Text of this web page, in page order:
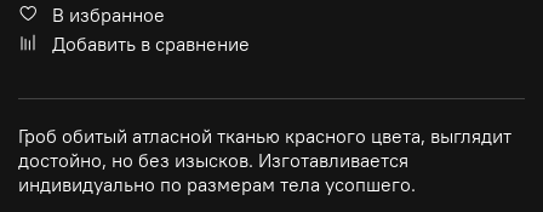
В избранное
Добавить в сравнение
Гроб обитый атласной тканью красного цвета, выглядит
достойно, но без изысков. Изготавливается
индивидуально по размерам тела усопшего.